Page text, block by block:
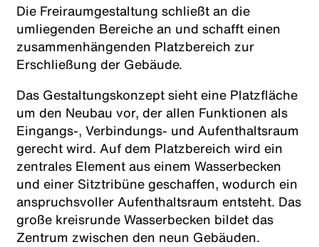
Die Freiraumgestaltung schließt an die
umliegenden Bereiche an und schafft einen
zusammenhängenden Platzbereich zur
Erschließung der Gebäude.
Das Gestaltungskonzept sieht eine Platzfläche
um den Neubau vor, der allen Funktionen als
Eingangs-, Verbindungs- und Aufenthaltsraum
gerecht wird. Auf dem Platzbereich wird ein
zentrales Element aus einem Wasserbecken
und einer Sitztribüne geschaffen, wodurch ein
anspruchsvoller Aufenthaltsraum entsteht. Das
große kreisrunde Wasserbecken bildet das
Zentrum zwischen den neun Gebäuden.